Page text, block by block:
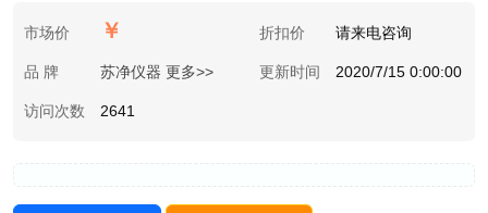
市场价 ￥ 折扣价 请来电咨询
品 牌 苏净仪器 更多>> 更新时间 2020/7/15 0:00:00
访问次数 2641